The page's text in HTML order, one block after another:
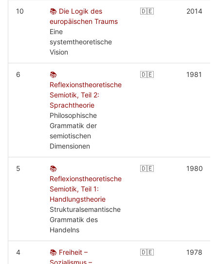
10
📚 Die Logik des
europäischen Traums
Eine
systemtheoretische
Vision
🇩🇪 2014
6
📚
Reflexionstheoretische
Semiotik, Teil 2:
Sprachtheorie
Philosophische
Grammatik der
semiotischen
Dimensionen
🇩🇪 1981
5
📚
Reflexionstheoretische
Semiotik, Teil 1:
Handlungstheorie
Strukturalsemantische
Grammatik des
Handelns
🇩🇪 1980
4
📚 Freiheit –
Sozialismus –
🇩🇪 1978